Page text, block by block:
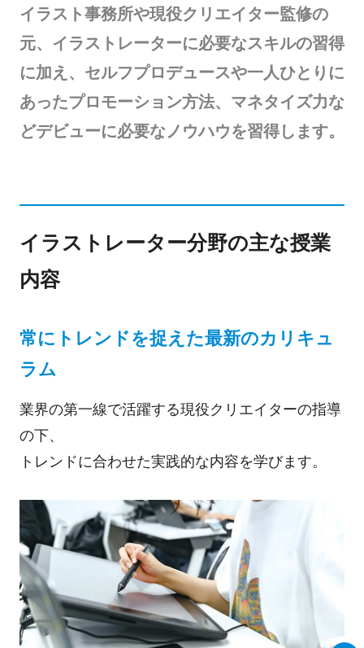
イラスト事務所や現役クリエイター監修の
元、イラストレーターに必要なスキルの習得
に加え、セルフプロデュースや一人ひとりに
あったプロモーション方法、マネタイズ力な
どデビューに必要なノウハウを習得します。
イラストレーター分野の主な授業
内容
常にトレンドを捉えた最新のカリキュ
ラム
業界の第一線で活躍する現役クリエイターの指導
の下、
トレンドに合わせた実践的な内容を学びます。